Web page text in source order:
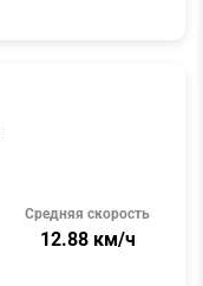
Средняя скорость
12.88 км/ч